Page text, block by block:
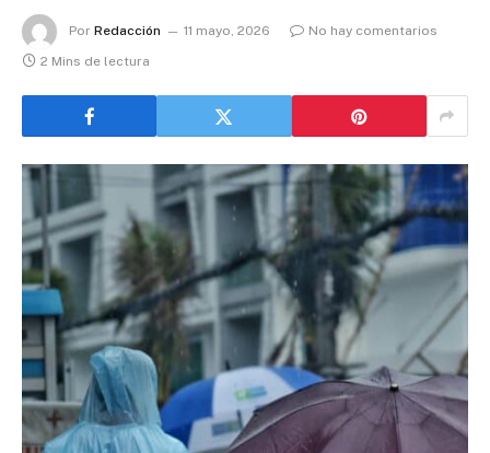
Por Redacción 11 mayo, 2026
No hay comentarios
2 Mins de lectura